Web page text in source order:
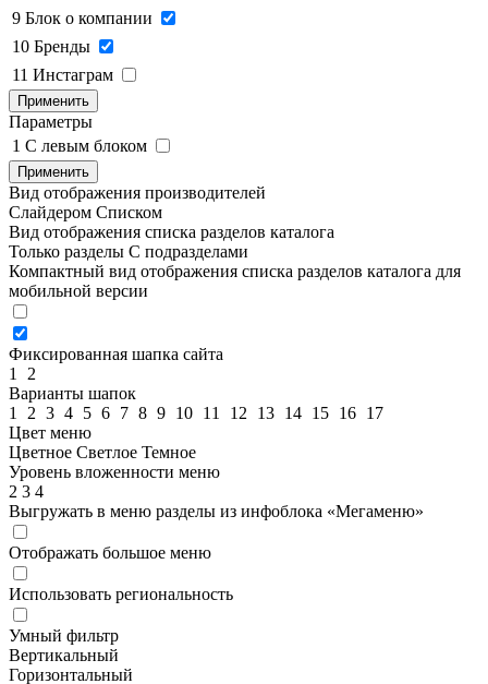
9 Блок о компании
10 Бренды
11 Инстаграм
Применить
Параметры
1 C левым блоком
Применить
Вид отображения производителей
Слайдером Списком
Вид отображения списка разделов каталога
Только разделы С подразделами
Компактный вид отображения списка разделов каталога для
мобильной версии
Фиксированная шапка сайта
1
2
Варианты шапок
1
2 3 4 5 6 7 8 9 10 11 12 13 14 15 16 17
Цвет меню
Цветное Светлое Темное
Уровень вложенности меню
2 3 4
Выгружать в меню разделы из инфоблока «Мегаменю»
Отображать большое меню
Использовать региональность
Умный фильтр
Вертикальный
Горизонтальный